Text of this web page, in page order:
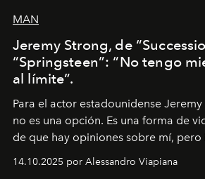
MAN
Jeremy Strong, de
“Springsteen”: “No tengo
al límite”.
Para el actor estadounidense
no es una opción. Es una forma de
de que hay opiniones sobre mí, pero
demasiado en cómo me perciben.
pérdida de tiempo", afirma.
14.10.2025 por Alessandro Viapiana